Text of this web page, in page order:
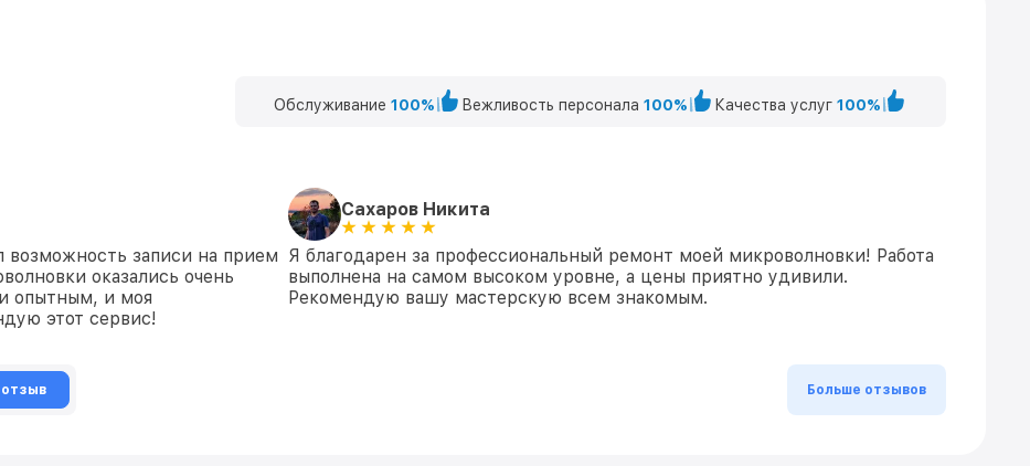
Обслуживание 100% Вежливость персонала 100% Качества услуг 100%
записи на прием
оказались очень
опытным, и моя
этот сервис!
Сахаров Никита
Я благодарен за профессиональный ремонт моей микроволновки! Работа
выполнена на самом высоком уровне, а цены приятно удивили.
Рекомендую вашу мастерскую всем знакомым.
Больше отзывов